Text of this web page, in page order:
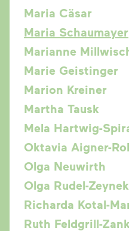
Maria Cäsar
Maria Schaumayer
Marianne
Marie Geistinger
Marion Kreiner
Martha Tausk
Mela Hartwig-
Oktavia Aigner-
Olga Neuwirth
Olga Rudel-Zeynek
Richarda Kotal-
Ruth Feldgrill-